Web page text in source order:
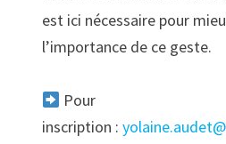
est ici nécessaire pour
l’importance de ce geste.
Pour
inscription :